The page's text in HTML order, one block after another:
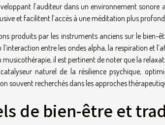
l’auditeur dans un environnement
et facilitent l’accès à une méditation plus
produits par les instruments anciens sur le bien-
l’interaction entre les ondes alpha, la respiration et
musicothérapie, il est pertinent de noter que la
naturel de la résilience psychique,
souvent recherchés dans les approches
de bien-être et